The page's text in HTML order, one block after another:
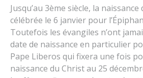
Jusqu’au 3ème siècle, la
célébrée le 6 janvier pour
Toutefois les évangiles n’ont
date de naissance en particulier
Pape Liberos qui fixera une fois
naissance du Christ au 25